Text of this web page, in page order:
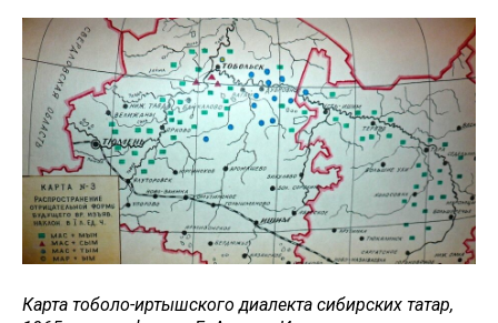
Карта тоболо-иртышского диалекта сибирских татар,